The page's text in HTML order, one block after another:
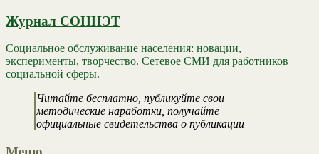
Журнал СОННЭТ
Социальное обслуживание населения: новации,
эксперименты, творчество. Сетевое СМИ для работников
социальной сферы.
Читайте бесплатно, публикуйте свои
методические наработки, получайте
официальные свидетельства о публикации